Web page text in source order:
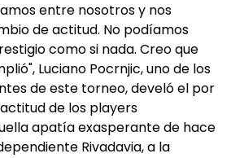
entre nosotros y nos
de actitud. No podíamos
como si nada. Creo que
Luciano Pocrnjic, uno de los
de este torneo, develó el por
de los players
apatía exasperante de hace
Rivadavia, a la